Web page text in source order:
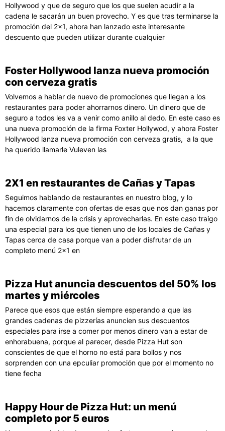
Hollywood y que de seguro que los que suelen acudir a la
cadena le sacarán un buen provecho. Y es que tras terminarse la
promoción del 2×1, ahora han lanzado este interesante
descuento que pueden utilizar durante cualquier
Foster Hollywood lanza nueva promoción
con cerveza gratis
Volvemos a hablar de nuevo de promociones que llegan a los
restaurantes para poder ahorrarnos dinero. Un dinero que de
seguro a todos les va a venir como anillo al dedo. En este caso es
una nueva promoción de la firma Foxter Hollywod, y ahora Foster
Hollywood lanza nueva promoción con cerveza gratis, a la que
ha querido llamarle Vuleven las
2X1 en restaurantes de Cañas y Tapas
Seguimos hablando de restaurantes en nuestro blog, y lo
hacemos claramente con ofertas de esas que nos dan ganas por
fin de olvidarnos de la crisis y aprovecharlas. En este caso traigo
una especial para los que tienen uno de los locales de Cañas y
Tapas cerca de casa porque van a poder disfrutar de un
completo menú 2×1 en
Pizza Hut anuncia descuentos del 50% los
martes y miércoles
Parece que esos que están siempre esperando a que las
grandes cadenas de pizzerías anuncien sus descuentos
especiales para irse a comer por menos dinero van a estar de
enhorabuena, porque al parecer, desde Pizza Hut son
conscientes de que el horno no está para bollos y nos
sorprenden con una epculiar promoción que por el momento no
tiene fecha
Happy Hour de Pizza Hut: un menú
completo por 5 euros